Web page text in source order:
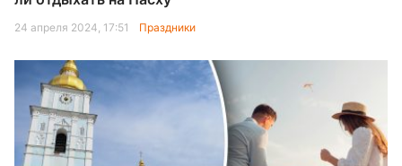
24 апреля 2024, 17:51 Праздники